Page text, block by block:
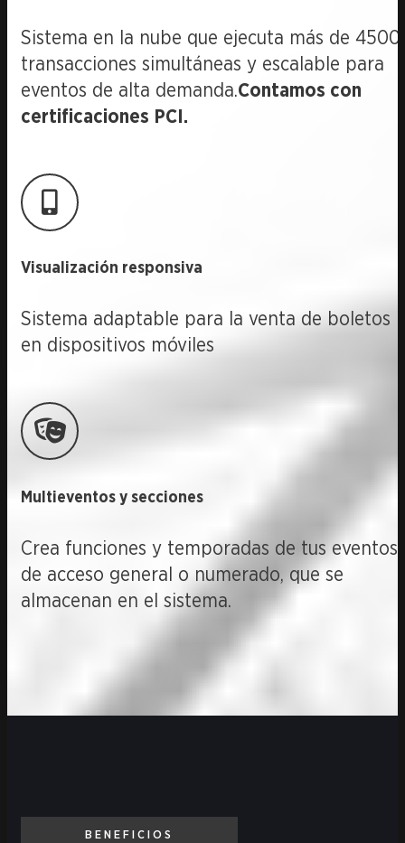
Sistema en la nube que ejecuta más de 4500
transacciones simultáneas y escalable para
eventos de alta demanda.Contamos con
certificaciones PCI.
Visualización responsiva
Sistema adaptable para la venta de boletos
en dispositivos móviles
Multieventos y secciones
Crea funciones y temporadas de tus eventos
de acceso general o numerado, que se
almacenan en el sistema.
BENEFICIOS